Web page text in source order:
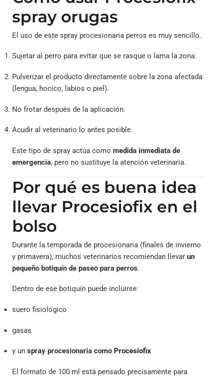
spray orugas
El uso de este spray procesionaria perros es muy sencillo.
Sujetar al perro para evitar que se rasque o lama la zona.
Pulverizar el producto directamente sobre la zona afectada
(lengua, hocico, labios o piel).
No frotar después de la aplicación.
Acudir al veterinario lo antes posible.
Este tipo de spray actúa como medida inmediata de
emergencia, pero no sustituye la atención veterinaria.
Por qué es buena idea
llevar Procesiofix en el
bolso
Durante la temporada de procesionaria (finales de invierno
y primavera), muchos veterinarios recomiendan llevar un
pequeño botiquín de paseo para perros.
Dentro de ese botiquín puede incluirse:
suero fisiológico
gasas
y un spray procesionaria como Procesiofix
El formato de 100 ml está pensado precisamente para